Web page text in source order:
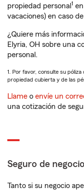
propiedad personal 1
vacaciones) en caso
¿Quiere más
Elyria, OH sobre una
personal.
1. Por favor, consulte su
propiedad cubierta y de las
Llame o envíe un
una cotización de
Seguro de
Tanto si su negocio